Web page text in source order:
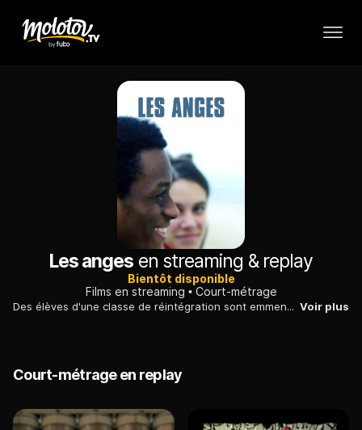
Les anges en streaming & replay
Bientôt disponible
Films en streaming
Court-métrage
Des élèves d'une classe de réintégration sont emmenés par leurs deux animateurs loin de leur collège pour une journée différente des autres. Voir plus
Court-métrage en replay